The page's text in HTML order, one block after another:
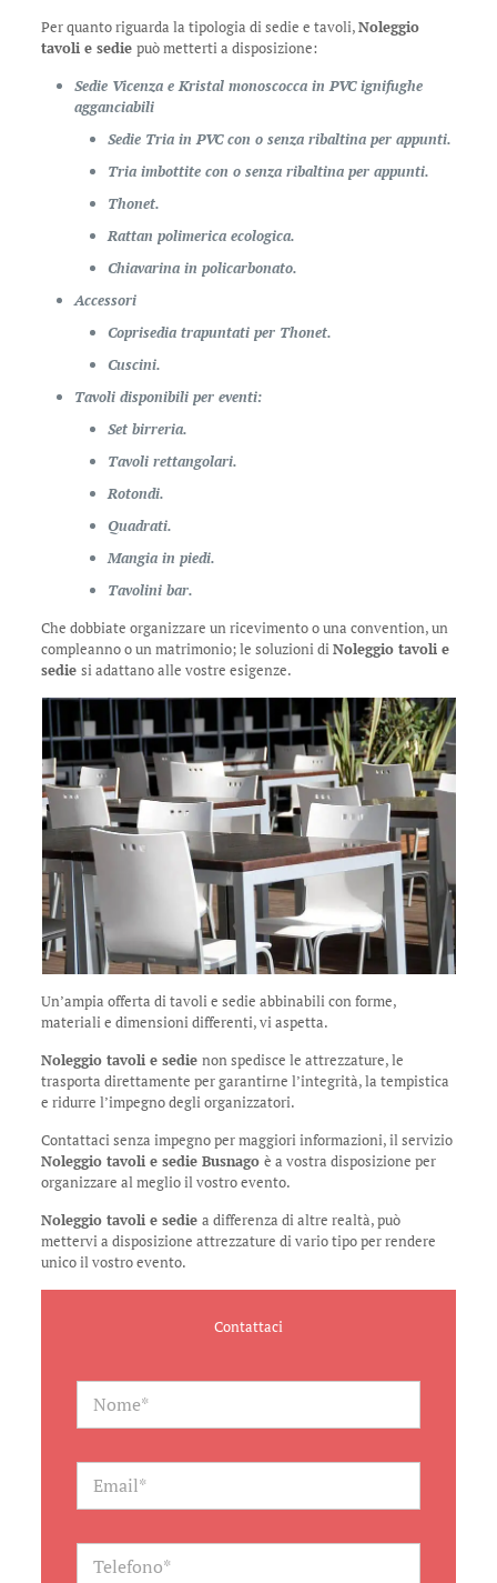
Per quanto riguarda la tipologia di sedie e tavoli,Noleggio
tavoli e sedie può metterti a disposizione:
Sedie Vicenza e Kristal monoscocca in PVC ignifughe
agganciabili
Sedie Tria in PVC con o senza ribaltina per appunti.
Tria imbottite con o senza ribaltina per appunti.
Thonet.
Rattan polimerica ecologica.
Chiavarina in policarbonato.
Accessori
Coprisedia trapuntati per Thonet.
Cuscini.
Tavoli disponibili per eventi:
Set birreria.
Tavoli rettangolari.
Rotondi.
Quadrati.
Mangia in piedi.
Tavolini bar.
Che dobbiate organizzare un ricevimento o una convention, un
compleanno o un matrimonio; le soluzioni di Noleggio tavoli e
sedie si adattano alle vostre esigenze.
Un’ampia offerta di tavoli e sedie abbinabili con forme,
materiali e dimensioni differenti, vi aspetta.
Noleggio tavoli e sedie non spedisce le attrezzature, le
trasporta direttamente per garantirne l’integrità, la tempistica
e ridurre l’impegno degli organizzatori.
Contattaci senza impegno per maggiori informazioni, il servizio
Noleggio tavoli e sedie Busnago è a vostra disposizione per
organizzare al meglio il vostro evento.
Noleggio tavoli e sedie a differenza di altre realtà, può
mettervi a disposizione attrezzature di vario tipo per rendere
unico il vostro evento.
Contattaci
N
m
*E
a
lT